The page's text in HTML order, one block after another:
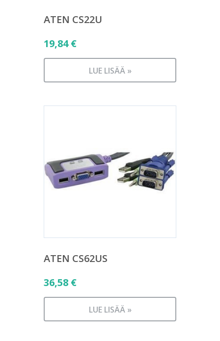
ATEN CS22U
19,84€
LUE LISÄÄ »
ATEN CS62US
36,58 €
LUE LISÄÄ »